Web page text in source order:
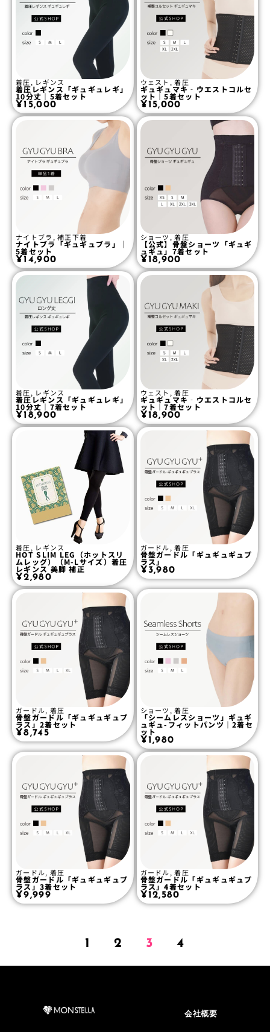
着圧, レギンス
着圧レギンス「ギュギュレギ」
10分丈｜5着セット
¥15,000
ウェスト,着圧
ギュギュマキ‐ウエストコルセ
ット｜5着セット
¥15,000
ナイトブラ ,補正下着
ナイトブラ「ギュギュブラ」｜
5着セット
¥14,900
ショーツ,着圧
【公式】骨盤ショーツ「ギュギ
ュギュ」7着セット
¥18,900
着圧, レギンス
着圧レギンス「ギュギュレギ」
10分丈｜7着セット
¥18,900
ウェスト,着圧
ギュギュマキ‐ウエストコルセ
ット｜7着セット
¥18,900
着圧, レギンス
HOT SLIM LEG（ホットスリ
ムレッグ）（M-Lサイズ）着圧
レギンス 美脚 補正
¥2,980
ガードル,着圧
骨盤ガードル「ギュギュギュプ
ラス」
¥3,980
ガードル, 着圧
骨盤ガードル「ギュギュギュプ
ラス」2着セット
¥8,745
ショーツ ,着圧
「シームレスショーツ」ギュギ
ュギュ-フィットパンツ｜2着セ
ット
¥1,980
ガードル, 着圧
骨盤ガードル「ギュギュギュプ
ラス」3着セット
¥9,999
ガードル,着圧
骨盤ガードル「ギュギュギュプ
ラス」4着セット
¥12,580
1 2 3 4
会社概要